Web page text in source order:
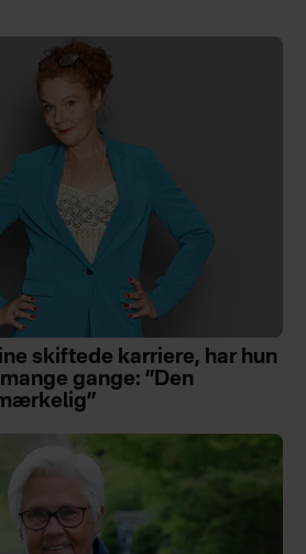
skiftede karriere, har hun
gange: ”Den